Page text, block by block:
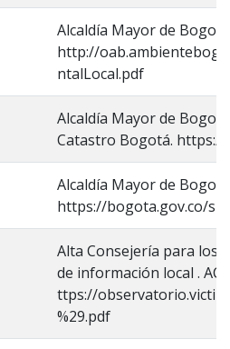
Alcaldía Mayor de
http://
ntalLocal.pdf
Alcaldía Mayor de
Catastro Bogotá.
Alcaldía Mayor de
https://bogota.gov.co/
Alta Consejería para los
de información local .
ttps://
%29.pdf